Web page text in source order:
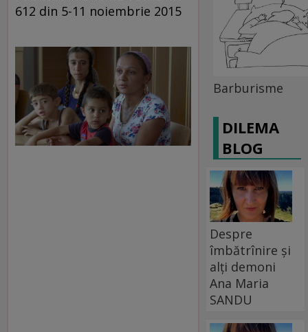
612 din 5-11 noiembrie 2015
Barburisme
DILEMA
BLOG
Despre
îmbătrînire și
alți demoni
Ana Maria
SANDU